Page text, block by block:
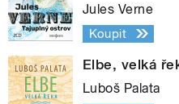
Jules Verne
Koupit
Elbe, velká
Luboš Palata